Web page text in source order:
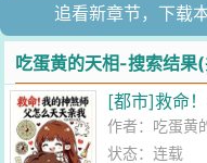
追看新章节，下载
吃蛋黄的天相-搜索结果
[都市]救命
作者： 吃蛋黄
状态：连载